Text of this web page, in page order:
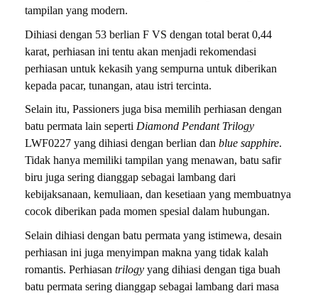
tampilan yang modern.
Dihiasi dengan 53 berlian F VS dengan total berat 0,44
karat, perhiasan ini tentu akan menjadi rekomendasi
perhiasan untuk kekasih yang sempurna untuk diberikan
kepada pacar, tunangan, atau istri tercinta.
Selain itu, Passioners juga bisa memilih perhiasan dengan
batu permata lain seperti Diamond Pendant Trilogy
LWF0227 yang dihiasi dengan berlian dan blue sapphire.
Tidak hanya memiliki tampilan yang menawan, batu safir
biru juga sering dianggap sebagai lambang dari
kebijaksanaan, kemuliaan, dan kesetiaan yang membuatnya
cocok diberikan pada momen spesial dalam hubungan.
Selain dihiasi dengan batu permata yang istimewa, desain
perhiasan ini juga menyimpan makna yang tidak kalah
romantis. Perhiasan trilogy yang dihiasi dengan tiga buah
batu permata sering dianggap sebagai lambang dari masa